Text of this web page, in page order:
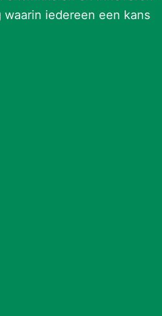
iedereen een kans